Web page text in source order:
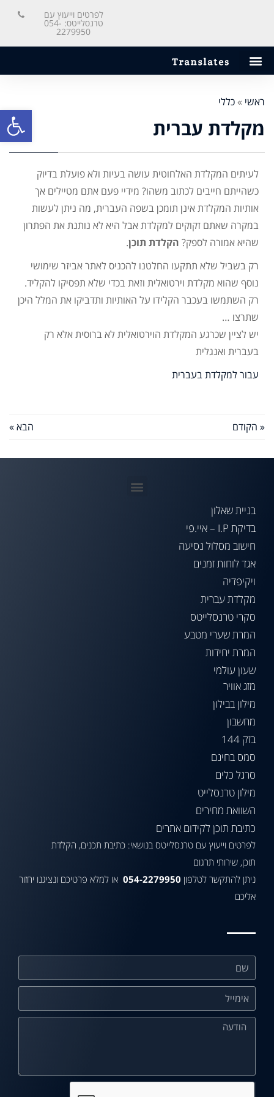
פתח
לפרטים וייעוץ עם
טרנסלייטס: 054-
2279950
ראשי »כללי
מקלדת עברית
לעיתים המקלדת האלחוטית עושה בעיות ולא פועלת בדיוק
כשהייתם חייבים לכתוב משהו? מידיי פעם אתם מטיילים אך
אותיות המקלדת אינן תומכן בשפה העברית, מה ניתן לעשות
במקרה שאתם זקוקים למקלדת אבל היא לא נותנת את הפתרון
שהיא אמורה לספק? הקלדת תוכן.
רק בשביל שלא תתקעו החלטנו להכניס לאתר אביזר שימושי
נוסף שהוא מקלדת וירטואלית וזאת בכדי שלא תפסיקו להקליד.
רק השתמשו בעכבר הקלידו על האותיות ותדביקו את המלל היכן
שתרצו …
יש לציין שכרגע המקלדת הוירטואלית לא ברוסית אלא רק
בעברית ואנגלית
עבור למקלדת בעברית
« הקודם הבא »
בניית שאלון
בדיקת I.P – איי.פי
חישוב מסלול נסיעה
אגד לוחות זמנים
ויקיפדיה
מקלדת עברית
סקרי טרנסלייטס
המרת שערי מטבע
המרת יחידות
שעון עולמי
מזג אוויר
מילון בבילון
מחשבון
בזק 144
סמס בחינם
סרגל כלים
מילון טרנסלייט
השוואת מחירים
כתיבת תוכן לקידום אתרים
לפרטים וייעוץ עם טרנסלייטס בנושאי: כתיבת תכנים, הקלדת
תוכן, שירותי תרגום
ניתן להתקשר לטלפון 054-2279950 או למלא פרטיכם ונציגנו יחזור
אליכם